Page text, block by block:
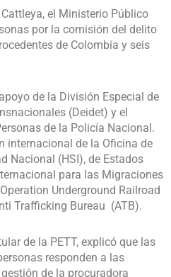
el Ministerio Público
por la comisión del delito
de Colombia y seis
de la División Especial de
(Deidet) y el
de la Policía Nacional.
internacional de la Oficina de
Nacional (HSI), de Estados
para las Migraciones
Underground Railroad
Trafficking Bureau (ATB).
de la PETT, explicó que las
responden a las
de la procuradora